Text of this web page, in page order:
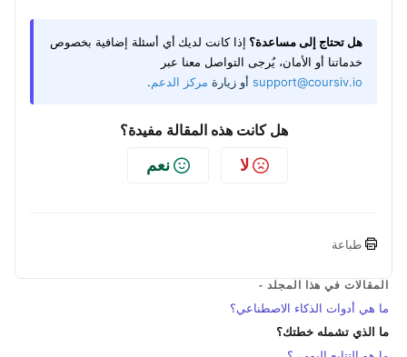
هل تحتاج إلى مساعدة؟ إذا كانت لديك أي أسئلة إضافية بخصوص
خدماتنا أو الأمان، يُرجى التواصل معنا عبر
support@coursiv.io أو زيارة مركز الدعم.
هل كانت هذه المقالة مفيدة؟
لا نعم
طباعة
المقالات في هذا المجلد -
ما هي أدوات الذكاء الاصطناعي؟
ما الذي تشمله خطتك؟